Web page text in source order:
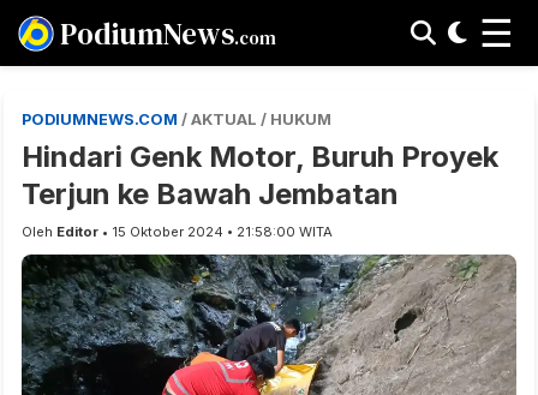
PodiumNews.com ☰
PODIUMNEWS.COM / AKTUAL / HUKUM
Hindari Genk Motor, Buruh Proyek
Terjun ke Bawah Jembatan
Oleh Editor • 15 Oktober 2024 • 21:58:00 WITA